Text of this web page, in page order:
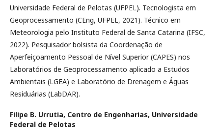
Universidade Federal de Pelotas (UFPEL). Tecnologista em
Geoprocessamento (CEng, UFPEL, 2021). Técnico em
Meteorologia pelo Instituto Federal de Santa Catarina (IFSC,
2022). Pesquisador bolsista da Coordenação de
Aperfeiçoamento Pessoal de Nível Superior (CAPES) nos
Laboratórios de Geoprocessamento aplicado a Estudos
Ambientais (LGEA) e Laboratório de Drenagem e Águas
Residuárias (LabDAR).
Filipe B. Urrutia, Centro de Engenharias, Universidade
Federal de Pelotas